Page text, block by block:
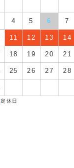
4 5 6 7
11 12 13 14
18 19 20 21
25 26 27 28
定休日